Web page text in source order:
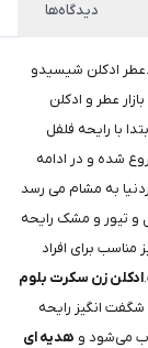
دیدگاه‌ها
ادکلن شیسیدو
عطر و ادکلن
با رایحه فلفل
شده و در ادامه
به مشام می رسد
و تیور و مشک رایحه
مناسب برای افراد
ادکلن زن سکرت بلوم
انگیز رایحه
می‌شود و هدیه ای